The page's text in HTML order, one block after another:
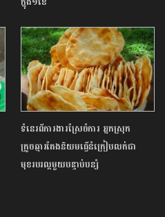
ទំនេរពីការងារស្រែចំការ អ្នកស្រុក
ក្រូចឆ្មារតែងនិយមធ្វើនំក្រៀបលក់ជា
មុខរបរល្អមួយបន្ទាប់បន្សំ